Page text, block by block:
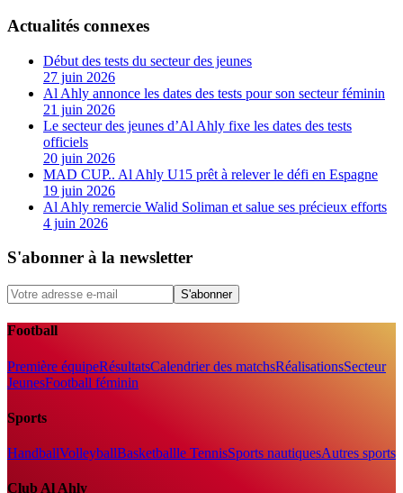
Actualités connexes
Début des tests du secteur des jeunes
27 juin 2026
Al Ahly annonce les dates des tests pour son secteur féminin
21 juin 2026
Le secteur des jeunes d’Al Ahly fixe les dates des tests
officiels
20 juin 2026
MAD CUP.. Al Ahly U15 prêt à relever le défi en Espagne
19 juin 2026
Al Ahly remercie Walid Soliman et salue ses précieux efforts
4 juin 2026
S'abonner à la newsletter
S'abonner
Football
Première équipeRésultatsCalendrier des matchsRéalisationsSecteur
JeunesFootball féminin
Sports
HandballVolleyballBasketballle TennisSports nautiquesAutres sports
Club Al Ahly